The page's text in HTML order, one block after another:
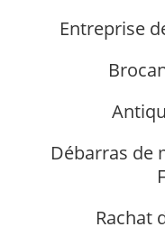
Entreprise
Débarras de
Rachat